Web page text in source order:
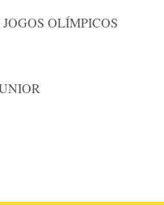
OLÍMPICOS